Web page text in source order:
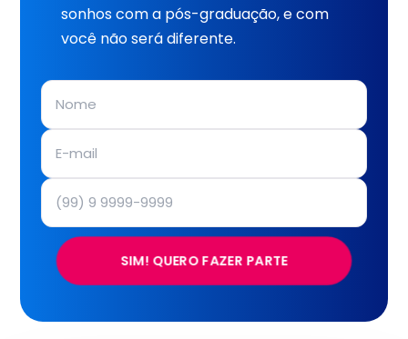
sonhos com a pós-graduação, e com
você não será diferente.
SIM! QUERO FAZER PARTE